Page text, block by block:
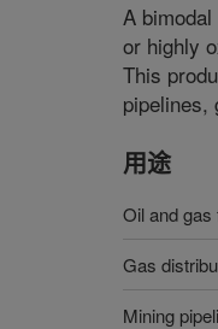
A
or highly
This
pipelines,
用途
Oil and gas
Gas
Mining